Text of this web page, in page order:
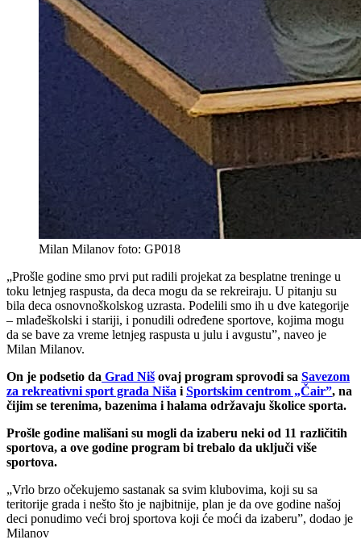
Milan Milanov foto: GP018
„Prošle godine smo prvi put radili projekat za besplatne treninge u
toku letnjeg raspusta, da deca mogu da se rekreiraju. U pitanju su
bila deca osnovnoškolskog uzrasta. Podelili smo ih u dve kategorije
– mlađeškolski i stariji, i ponudili određene sportove, kojima mogu
da se bave za vreme letnjeg raspusta u julu i avgustu”, naveo je
Milan Milanov.
On je podsetio da Grad Niš ovaj program sprovodi sa Savezom
za rekreativni sport grada Niša i Sportskim centrom „Čair”, na
čijim se terenima, bazenima i halama održavaju školice sporta.
Prošle godine mališani su mogli da izaberu neki od 11 različitih
sportova, a ove godine program bi trebalo da uključi više
sportova.
„Vrlo brzo očekujemo sastanak sa svim klubovima, koji su sa
teritorije grada i nešto što je najbitnije, plan je da ove godine našoj
deci ponudimo veći broj sportova koji će moći da izaberu”, dodao je
Milanov